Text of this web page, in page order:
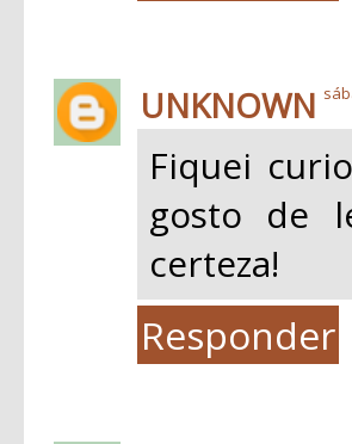
UNKNOWN
Fiquei
gosto de
certeza!
Responder